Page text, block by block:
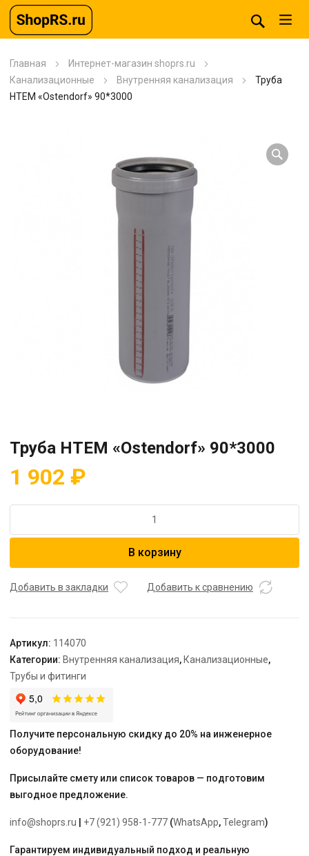
Главная
Интернет-магазин shoprs.ru
Канализационные
Внутренняя канализация
Труба
НТЕМ «Ostendorf» 90*3000
Труба НТЕМ «Ostendorf» 90*3000
1 902 ₽
Труба
90*3000
В корзину
Добавить в закладки Добавить к сравнению
Артикул: 114070
Категории: Внутренняя канализация, Канализационные,
Трубы и фитинги
Получите персональную скидку до 20% на инженерное
оборудование!
Присылайте смету или список товаров — подготовим
выгодное предложение.
info@shoprs.ru +7 (921) 958-1-777 (WhatsApp,Telegram)
Гарантируем индивидуальный подход и реальную